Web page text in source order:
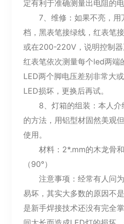
定有利于准确测量出电阻的电
7、维修：如果不亮，用
档，黑表笔接绿线，红表笔
或在200-220V，说明控制器
红表笔依次测量每个led两端
LED两个脚电压差别非常大
LED损坏，更换后再试。
8、灯箱的组装：本人介
的方法，用铝型材固然美观
使用。
材料：2*.mm的木龙骨和
（90°）
注意事项：经常有人问为
易坏，其实大多数的原因不
是新手焊接技术还没有完全